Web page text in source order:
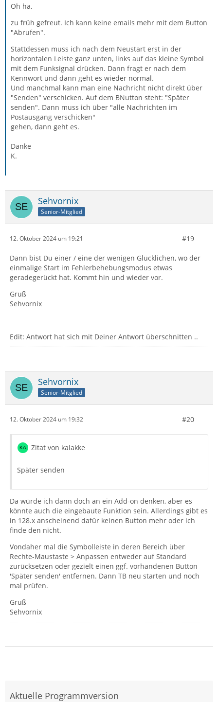
Oh ha,
zu früh gefreut. Ich kann keine emails mehr mit dem Button
"Abrufen".
Stattdessen muss ich nach dem Neustart erst in der
horizontalen Leiste ganz unten, links auf das kleine Symbol
mit dem Funksignal drücken. Dann fragt er nach dem
Kennwort und dann geht es wieder normal.
Und manchmal kann man eine Nachricht nicht direkt über
"Senden" verschicken. Auf dem BNutton steht: "Später
senden". Dann muss ich über "alle Nachrichten im
Postausgang verschicken"
gehen, dann geht es.
Danke
K.
Sehvornix
Senior-Mitglied
12. Oktober 2024 um 19:21 #19
Dann bist Du einer / eine der wenigen Glücklichen, wo der
einmalige Start im Fehlerbehebungsmodus etwas
geradegerückt hat. Kommt hin und wieder vor.
Gruß
Sehvornix
Edit: Antwort hat sich mit Deiner Antwort überschnitten ..
Sehvornix
Senior-Mitglied
12. Oktober 2024 um 19:32 #20
Zitat von kalakke
Später senden
Da würde ich dann doch an ein Add-on denken, aber es
könnte auch die eingebaute Funktion sein. Allerdings gibt es
in 128.x anscheinend dafür keinen Button mehr oder ich
finde den nicht.
Vondaher mal die Symbolleiste in deren Bereich über
Rechte-Maustaste > Anpassen entweder auf Standard
zurücksetzen oder gezielt einen ggf. vorhandenen Button
'Später senden' entfernen. Dann TB neu starten und noch
mal prüfen.
Gruß
Sehvornix
Aktuelle Programmversion